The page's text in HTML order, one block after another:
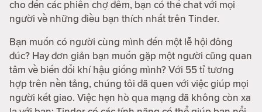
cho đến các phiên chợ đêm, bạn có thể chat với mọi
người về những điều bạn thích nhất trên Tinder.
Bạn muốn có người cùng mình đến một lễ hội đông
đúc? Hay đơn giản bạn muốn gặp một người cũng quan
tâm về biến đổi khí hậu giống mình? Với 55 tỉ tương
hợp trên nền tảng, chúng tôi đã quen với việc giúp mọi
người kết giao. Việc hẹn hò qua mạng đã không còn xa